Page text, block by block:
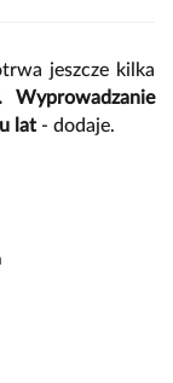
jeszcze kilka
lat- dodaje.